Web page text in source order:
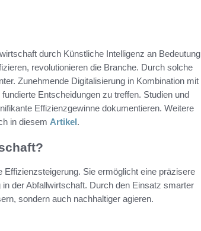
durch Künstliche Intelligenz an Bedeutung
revolutionieren die Branche. Durch solche
Zunehmende Digitalisierung in Kombination mit
Entscheidungen zu treffen. Studien und
Effizienzgewinne dokumentieren. Weitere
in diesem Artikel.
Sie ermöglicht eine präzisere
der Abfallwirtschaft. Durch den Einsatz smarter
sondern auch nachhaltiger agieren.